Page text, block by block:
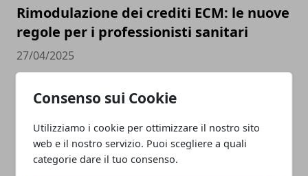
Consenso sui Cookie
Utilizziamo i cookie per ottimizzare il nostro sito
web e il nostro servizio. Puoi scegliere a quali
categorie dare il tuo consenso.
Rimodulazione dei crediti ECM: le nuove
regole per i professionisti sanitari
27/04/2025